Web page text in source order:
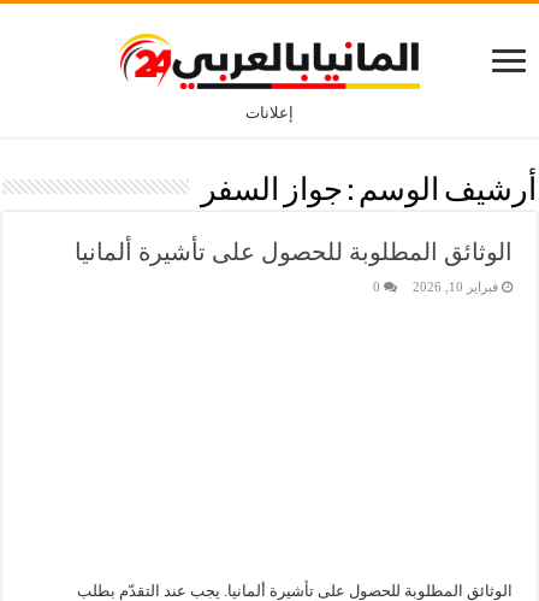
إعلانات
أرشيف الوسم : جواز السفر
الوثائق المطلوبة للحصول على تأشيرة ألمانيا
فبراير 10, 2026 0
الوثائق المطلوبة للحصول على تأشيرة ألمانيا. يجب عند التقدّم بطلب